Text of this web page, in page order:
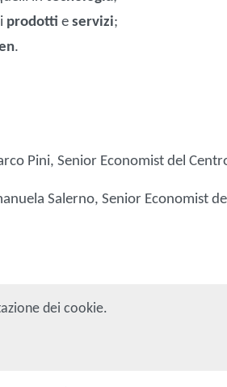
prodotti e servizi;
.
Pini, Senior Economist del
Salerno, Senior Economist
dei cookie.